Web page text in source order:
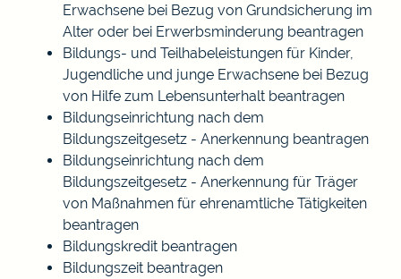
Erwachsene bei Bezug von Grundsicherung im
Alter oder bei Erwerbsminderung beantragen
Bildungs- und Teilhabeleistungen für Kinder,
Jugendliche und junge Erwachsene bei Bezug
von Hilfe zum Lebensunterhalt beantragen
Bildungseinrichtung nach dem
Bildungszeitgesetz - Anerkennung beantragen
Bildungseinrichtung nach dem
Bildungszeitgesetz - Anerkennung für Träger
von Maßnahmen für ehrenamtliche Tätigkeiten
beantragen
Bildungskredit beantragen
Bildungszeit beantragen